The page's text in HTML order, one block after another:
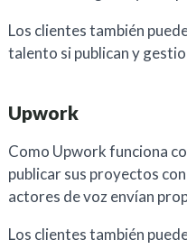
Los clientes también
talento si publican y
Upwork
Como Upwork funciona
publicar sus proyectos
actores de voz envían
Los clientes también